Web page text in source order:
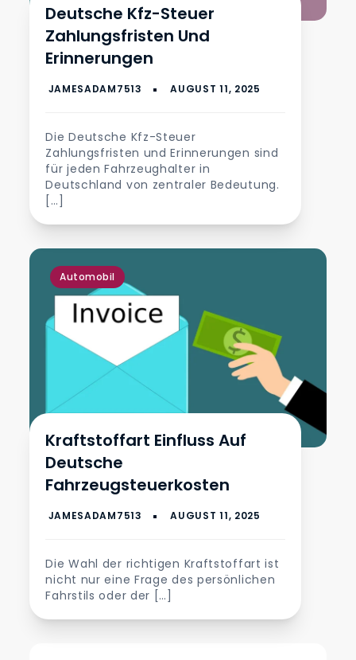
Deutsche Kfz-Steuer
Zahlungsfristen Und
Erinnerungen
Die Deutsche Kfz-Steuer
Zahlungsfristen und Erinnerungen sind
für jeden Fahrzeughalter in
Deutschland von zentraler Bedeutung.
[…]
Automobil
Kraftstoffart Einfluss Auf
Deutsche
Fahrzeugsteuerkosten
Die Wahl der richtigen Kraftstoffart ist
nicht nur eine Frage des persönlichen
Fahrstils oder der […]